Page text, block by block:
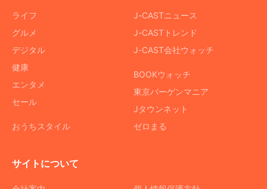
ライフ
グルメ
デジタル
健康
エンタメ
セール
おうちスタイル
J-CASTニュース
J-CASTトレンド
J-CAST会社ウォッチ
BOOKウォッチ
東京バーゲンマニア
Jタウンネット
ゼロまる
サイトについて